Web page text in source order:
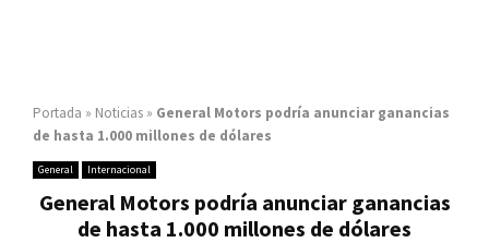
Portada » Noticias » General Motors podría anunciar ganancias
de hasta 1.000 millones de dólares
General Internacional
General Motors podría anunciar ganancias
de hasta 1.000 millones de dólares